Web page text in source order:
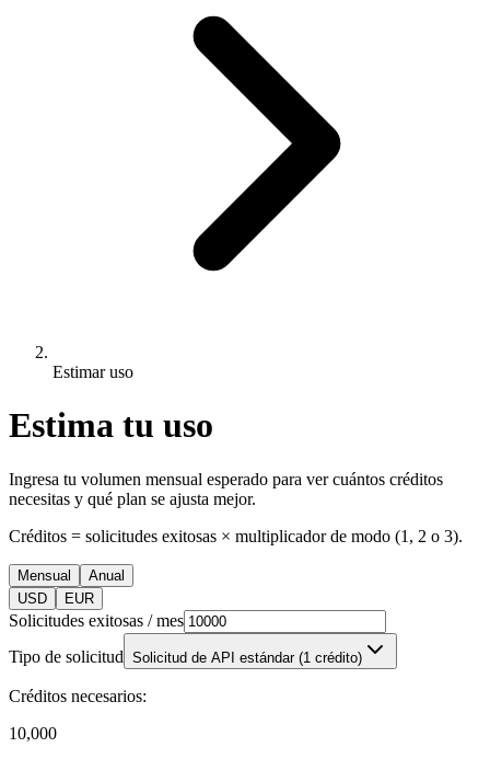
Estimar uso
Estima tu uso
Ingresa tu volumen mensual esperado para ver cuántos créditos
necesitas y qué plan se ajusta mejor.
Créditos = solicitudes exitosas × multiplicador de modo (1, 2 o 3).
Mensual
Anual
USD
EUR
Solicitudes exitosas / mes
Tipo de solicitud Solicitud de API estándar (1 crédito)
Créditos necesarios:
10,000